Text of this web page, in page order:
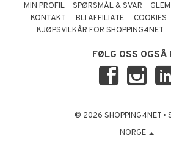
MIN PROFIL SPØRSMÅL & SVAR
KONTAKT
BLI AFFILIATE COOKIES
KJØPSVILKÅR FOR SHOPPING4NET
FØLG OSS OGSÅ
© 2026 SHOPPING4NET •
NORGE